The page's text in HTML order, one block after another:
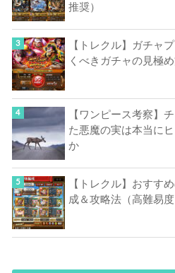
推奨）
【トレクル】ガチャ
くべきガチャの見極
【ワンピース考察】
た悪魔の実は本当に
か
【トレクル】おすす
成＆攻略法（高難易度